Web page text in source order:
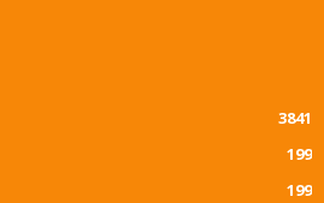
3841
199
199